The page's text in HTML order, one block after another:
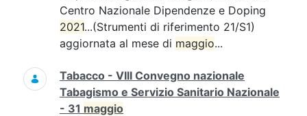
Centro Nazionale Dipendenze e Doping
2021...(Strumenti di riferimento 21/S1)
aggiornata al mese di maggio...
Tabacco - VIII Convegno nazionale
Tabagismo e Servizio Sanitario Nazionale
- 31 maggio